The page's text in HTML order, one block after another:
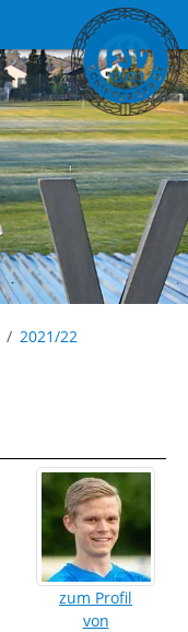
2021/22
zum Profil
von